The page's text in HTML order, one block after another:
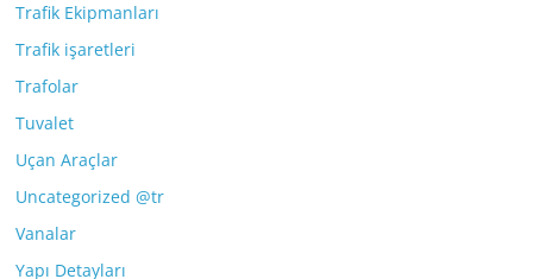
Trafik Ekipmanları
Trafik işaretleri
Trafolar
Tuvalet
Uçan Araçlar
Uncategorized @tr
Vanalar
Yapı Detayları